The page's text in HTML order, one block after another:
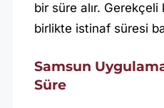
bir süre alır. Gerekçeli
birlikte istinaf süresi
Samsun
Süre